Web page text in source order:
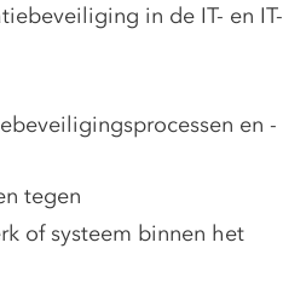
in de IT- en IT-
en -
tegen
of systeem binnen het